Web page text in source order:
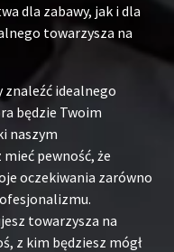
dla zabawy, jak i dla
towarzysza na
idealnego
będzie Twoim
naszym
pewność, że
oczekiwania zarówno
towarzysza na
z kim będziesz mógł